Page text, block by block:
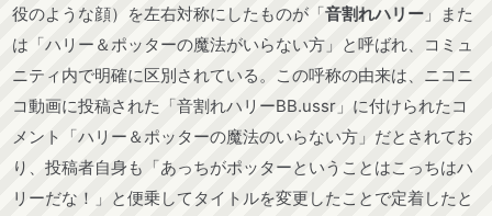
役のような顔）を左右対称にしたものが「音割れハリー 」また
は「ハリー＆ポッターの魔法がいらない方」と呼ばれ、コミュ
ニティ内で明確に区別されている。この呼称の由来は、ニコニ
コ動画に投稿された「音割れハリーBB.ussr」に付けられたコ
メント「ハリー＆ポッターの魔法のいらない方」だとされてお
り、投稿者自身も「あっちがポッターということはこっちはハ
リーだな！」と便乗してタイトルを変更したことで定着したと